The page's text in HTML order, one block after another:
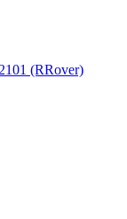
(RRover)